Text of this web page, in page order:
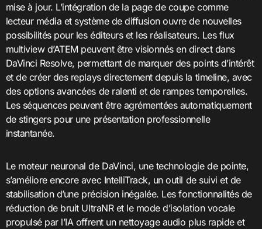
mise à jour. L’intégration de la page de coupe comme
lecteur média et système de diffusion ouvre de nouvelles
possibilités pour les éditeurs et les réalisateurs. Les flux
multiview d’ATEM peuvent être visionnés en direct dans
DaVinci Resolve, permettant de marquer des points d’intérêt
et de créer des replays directement depuis la timeline, avec
des options avancées de ralenti et de rampes temporelles.
Les séquences peuvent être agrémentées automatiquement
de stingers pour une présentation professionnelle
instantanée.
Le moteur neuronal de DaVinci, une technologie de pointe,
s’améliore encore avec IntelliTrack, un outil de suivi et de
stabilisation d’une précision inégalée. Les fonctionnalités de
réduction de bruit UltraNR et le mode d’isolation vocale
propulsé par l’IA offrent un nettoyage audio plus rapide et